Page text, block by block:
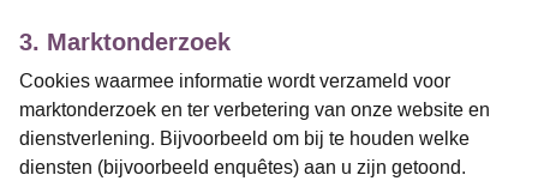
3. Marktonderzoek
Cookies waarmee informatie wordt verzameld voor
marktonderzoek en ter verbetering van onze website en
dienstverlening. Bijvoorbeeld om bij te houden welke
diensten (bijvoorbeeld enquêtes) aan u zijn getoond.